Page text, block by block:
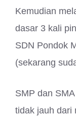
Kemudian
dasar 3 kali
SDN Pondok
(sekarang
SMP dan
tidak jauh dari